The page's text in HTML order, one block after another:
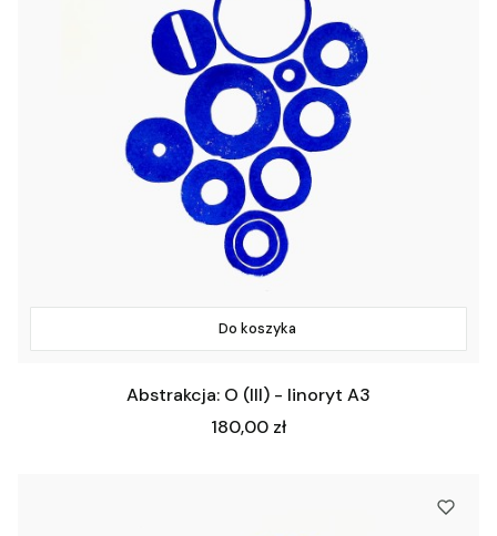
Do koszyka
Abstrakcja: O (III) - linoryt A3
Cena
180,00 zł